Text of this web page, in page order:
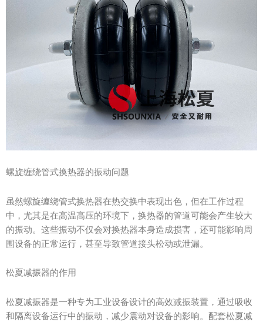
螺旋缠绕管式换热器的振动问题
虽然螺旋缠绕管式换热器在热交换中表现出色，但在工作过程
中，尤其是在高温高压的环境下，换热器的管道可能会产生较大
的振动。这些振动不仅会对换热器本身造成损害，还可能影响周
围设备的正常运行，甚至导致管道接头松动或泄漏。
松夏减振器的作用
松夏减振器是一种专为工业设备设计的高效减振装置，通过吸收
和隔离设备运行中的振动，减少震动对设备的影响。配套松夏减